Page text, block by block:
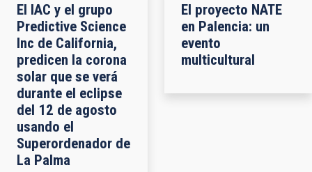
El IAC y el grupo
Predictive Science
Inc de California,
predicen la corona
solar que se verá
durante el eclipse
del 12 de agosto
usando el
Superordenador de
La Palma
El proyecto NATE
en Palencia: un
evento
multicultural